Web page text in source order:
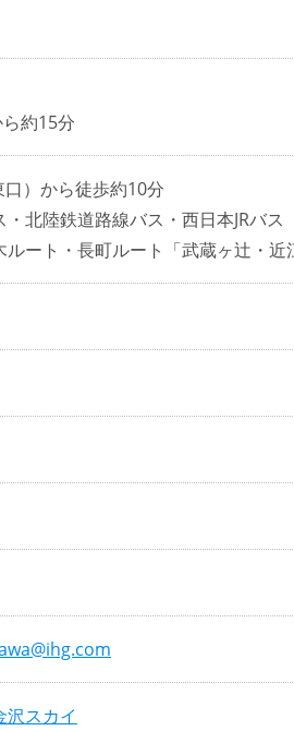
約15分
口）から徒歩約10分
北陸鉄道路線バス・西日本JRバ
ート・長町ルート「武蔵ヶ辻・
沢スカイ